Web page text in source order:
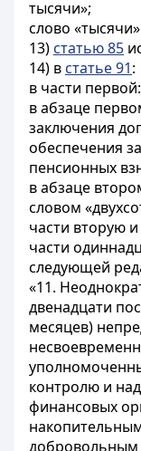
тысячи»;
слово
13) статью 85
14) в статье 91:
в части первой:
в абзаце
заключения
обеспечения
пенсионных
в абзаце
словом
части вторую
части
следующей
«11.
двенадцати
месяцев)
контролю и
финансовых